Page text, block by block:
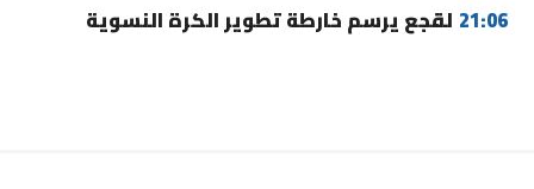
21:06 لقجع يرسم خارطة تطوير الكرة النسوية